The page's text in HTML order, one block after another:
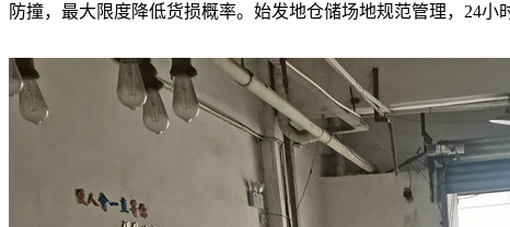
防撞，最大限度降低货损概率。始发地仓储场地规范管理，24